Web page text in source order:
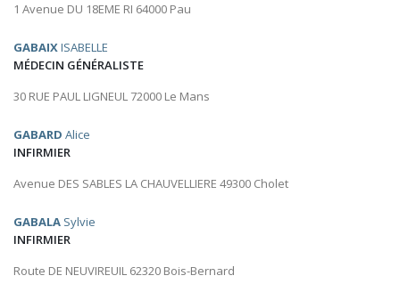
1 Avenue DU 18EME RI 64000 Pau
GABAIXISABELLE
MÉDECIN GÉNÉRALISTE
30 RUE PAUL LIGNEUL 72000 Le Mans
GABARD Alice
INFIRMIER
Avenue DES SABLES LA CHAUVELLIERE 49300 Cholet
GABALA Sylvie
INFIRMIER
Route DE NEUVIREUIL 62320 Bois-Bernard